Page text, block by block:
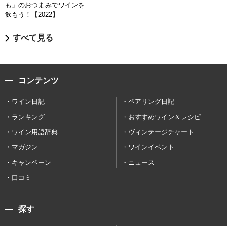
も」のおつまみでワインを
飲もう！【2022】
すべて見る
コンテンツ
ワイン日記
ペアリング日記
ランキング
おすすめワイン＆レシピ
ワイン用語辞典
ヴィンテージチャート
マガジン
ワインイベント
キャンペーン
ニュース
口コミ
探す